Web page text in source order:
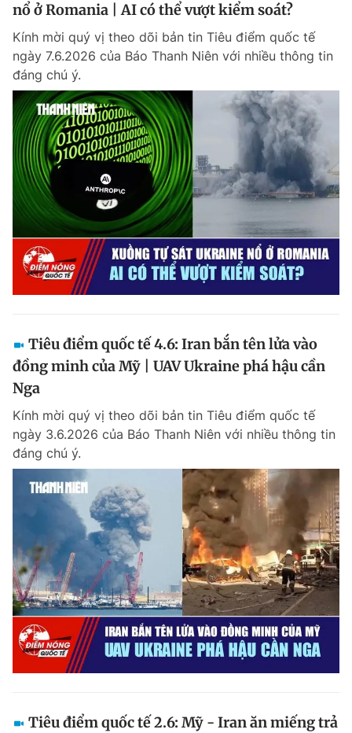
nổ ở Romania | AI có thể vượt kiểm soát?
Kính mời quý vị theo dõi bản tin Tiêu điểm quốc tế
ngày 7.6.2026 của Báo Thanh Niên với nhiều thông tin
đáng chú ý.
Tiêu điểm quốc tế 4.6: Iran bắn tên lửa vào
đồng minh của Mỹ | UAV Ukraine phá hậu cần
Nga
Kính mời quý vị theo dõi bản tin Tiêu điểm quốc tế
ngày 3.6.2026 của Báo Thanh Niên với nhiều thông tin
đáng chú ý.
Tiêu điểm quốc tế 2.6: Mỹ - Iran ăn miếng trả